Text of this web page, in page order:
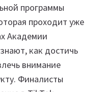
программы
проходит уже
Академии
как достичь
внимание
Финалисты